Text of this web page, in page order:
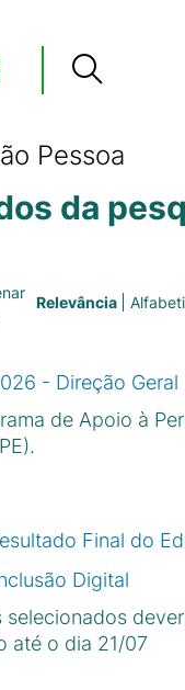
Pessoa
da
Relevância
- Direção Geral
de Apoio à
Final do
Digital
selecionados
até o dia 21/07